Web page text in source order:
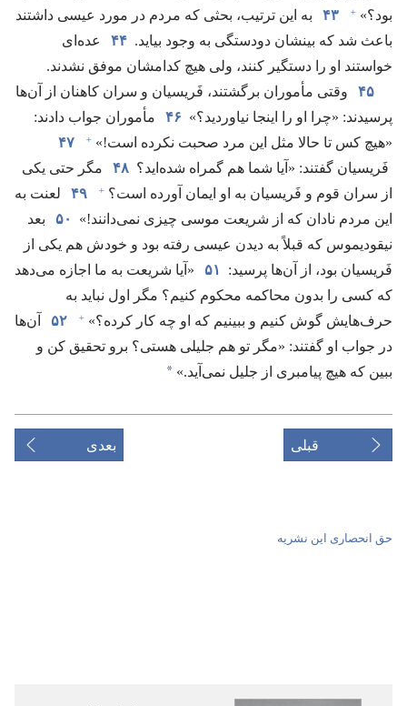
بود؟‏»‏ + ۴۳
به این ترتیب،‏ بحثی که مردم در مورد عیسی داشتند
باعث شد که بینشان دودستگی به وجود بیاید.‏ ۴۴
عده‌ای
خواستند او را دستگیر کنند،‏ ولی هیچ کدامشان موفق نشدند.‏
۴۵
وقتی مأموران برگشتند،‏ فَریسیان و سران کاهنان از آن‌ها
پرسیدند:‏ «چرا او را اینجا نیاوردید؟‏» ۴۶
مأموران جواب دادند:‏
«هیچ کس تا حالا مثل این مرد صحبت نکرده است!‏»‏ +
۴۷
فَریسیان گفتند:‏ «آیا شما هم گمراه شده‌اید؟‏ ۴۸
مگر حتی یکی
از سران قوم و فَریسیان به او ایمان آورده است؟‏ + ۴۹
لعنت به
این مردم نادان که از شریعت موسی چیزی نمی‌دانند!‏»
۵۰
بعد
نیقودیموس که قبلاً به دیدن عیسی رفته بود و خودش هم یکی از
فَریسیان بود،‏ از آن‌ها پرسید:‏
۵۱
‏«آیا شریعت به ما اجازه می‌دهد
که کسی را بدون محاکمه محکوم کنیم؟‏ مگر اول نباید به
حرف‌هایش گوش کنیم و ببینیم که او چه کار کرده؟‏»‏ + ۵۲
آن‌ها
در جواب او گفتند:‏ «مگر تو هم جلیلی هستی؟‏ برو تحقیق کن و
ببین که هیچ پیامبری از جلیل نمی‌آید.‏»‏ *
قبلی بعدی
حق انحصاری این نشریه